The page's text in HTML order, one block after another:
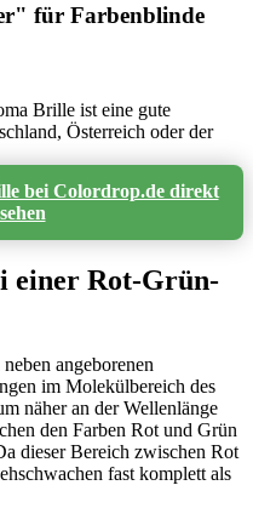
für Farbenblinde
Brille ist eine gute
Österreich oder der
bei Colordrop.de direkt
einer Rot-Grün-
angeborenen
im Molekülbereich des
näher an der Wellenlänge
den Farben Rot und Grün
dieser Bereich zwischen Rot
fast komplett als